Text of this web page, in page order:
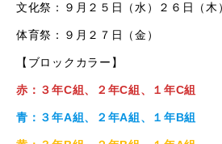
文化祭：９月２５日（水）２６日（木
体育祭：９月２７日（金）
【ブロックカラー】
赤：３年C組、２年C組、１年C組
青：３年A組、２年A組、１年B組